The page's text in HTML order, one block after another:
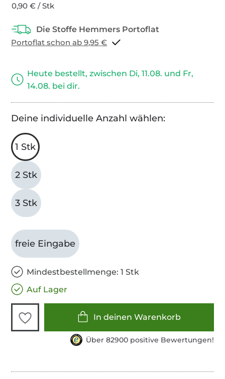
0,90 € / Stk
Portoflat schon ab 9,95 €
Heute bestellt, zwischen Di, 11.08. und Fr,
14.08. bei dir.
Deine individuelle Anzahl wählen:
1 Stk
2 Stk
3 Stk
freie Eingabe
Mindestbestellmenge: 1 Stk
Auf Lager
In deinen Warenkorb
Über 82900 positive Bewertungen!